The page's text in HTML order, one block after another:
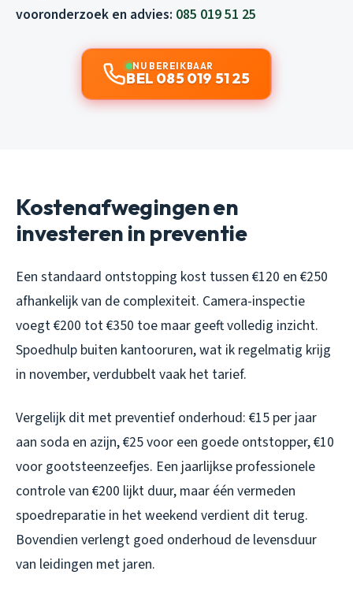
vooronderzoek en advies: 085 019 51 25
NU BEREIKBAAR
BEL 085 019 51 25
Kostenafwegingen en
investeren in preventie
Een standaard ontstopping kost tussen €120 en €250
afhankelijk van de complexiteit. Camera-inspectie
voegt €200 tot €350 toe maar geeft volledig inzicht.
Spoedhulp buiten kantooruren, wat ik regelmatig krijg
in november, verdubbelt vaak het tarief.
Vergelijk dit met preventief onderhoud: €15 per jaar
aan soda en azijn, €25 voor een goede ontstopper, €10
voor gootsteenzeefjes. Een jaarlijkse professionele
controle van €200 lijkt duur, maar één vermeden
spoedreparatie in het weekend verdient dit terug.
Bovendien verlengt goed onderhoud de levensduur
van leidingen met jaren.